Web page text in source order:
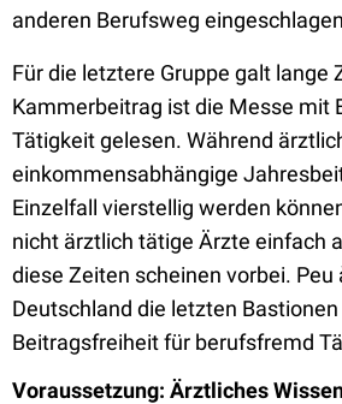
anderen Berufsweg
Für die letztere Gruppe galt lange
Kammerbeitrag ist die Messe mit
Tätigkeit gelesen. Während
einkommensabhängige
Einzelfall vierstellig werden
nicht ärztlich tätige Ärzte einfach
diese Zeiten scheinen vorbei. Peu
Deutschland die letzten Bastionen
Beitragsfreiheit für berufsfremd
Voraussetzung: Ärztliches